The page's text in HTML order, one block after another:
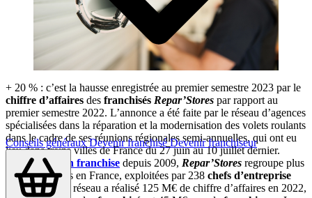
Conseils générauxDevenir franchiséDevenir franchiseur
+ 20 % : c’est la hausse enregistrée au premier semestre 2023 par le
chiffre d’affaires des franchisés Repar’Stores par rapport au
premier semestre 2022. L’annonce a été faite par le réseau d’agences
spécialisées dans la réparation et la modernisation des volets roulants
dans le cadre de ses réunions régionales semi-annuelles, qui ont eu
lieu dans treize villes de France du 27 juin au 10 juillet dernier.
Développée en franchise depuis 2009, Repar’Stores regroupe plus
de 290 agences en France, exploitées par 238 chefs d’entreprise
franchisés. Le réseau a réalisé 125 M€ de chiffre d’affaires en 2022,